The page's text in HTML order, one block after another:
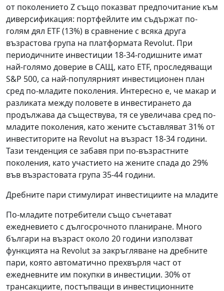
от поколението Z също показват предпочитание към
диверсификация: портфейлите им съдържат по-
голям дял ETF (13%) в сравнение с всяка друга
възрастова група на платформата Revolut. При
периодичните инвестиции 18-34-годишните имат
най-голямо доверие в САЩ, като ETF, проследяващи
S&P 500, са най-популярният инвестиционен план
сред по-младите поколения. Интересно е, че макар и
разликата между половете в инвестирането да
продължава да съществува, тя се увеличава сред по-
младите поколения, като жените съставляват 31% от
инвеститорите на Revolut на възраст 18-34 години.
Тази тенденция се забавя при по-възрастните
поколения, като участието на жените спада до 29%
във възрастовата група 35-44 години.
Дребните пари стимулират инвестициите на младите
По-младите потребители също съчетават
ежедневието с дългосрочното планиране. Много
българи на възраст около 20 години използват
функцията на Revolut за закръгляване на дребните
пари, която автоматично прехвърля част от
ежедневните им покупки в инвестиции. 30% от
трансакциите, постъпващи в инвестиционните